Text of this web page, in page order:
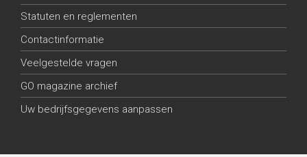
Statuten en reglementen
Contactinformatie
Veelgestelde vragen
GO magazine archief
Uw bedrijfsgegevens aanpassen